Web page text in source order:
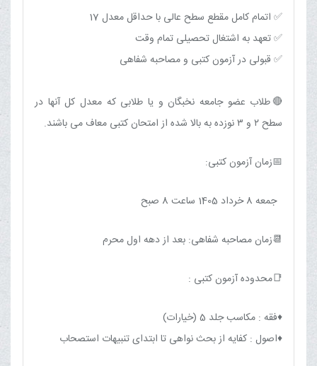
✅ اتمام کامل مقطع سطح عالی با حداقل معدل 17
✅ تعهد به اشتغال تحصیلی تمام وقت
✅ قبولی در آزمون کتبی و مصاحبه شفاهی
🔴طلاب عضو جامعه نخبگان و یا طلابی که معدل کل آنها در
سطح ۲ و ۳ نوزده به بالا شده از امتحان کتبی معاف می باشند.
📅زمان آزمون کتبی:
جمعه 8 خرداد 1405 ساعت 8 صبح
📆زمان مصاحبه شفاهی: بعد از دهه اول محرم
📑محدوده آزمون کتبی :
♦️فقه : مکاسب جلد 5 (خیارات)
♦️اصول : کفایه از بحث نواهی تا ابتدای تنبیهات استصحاب